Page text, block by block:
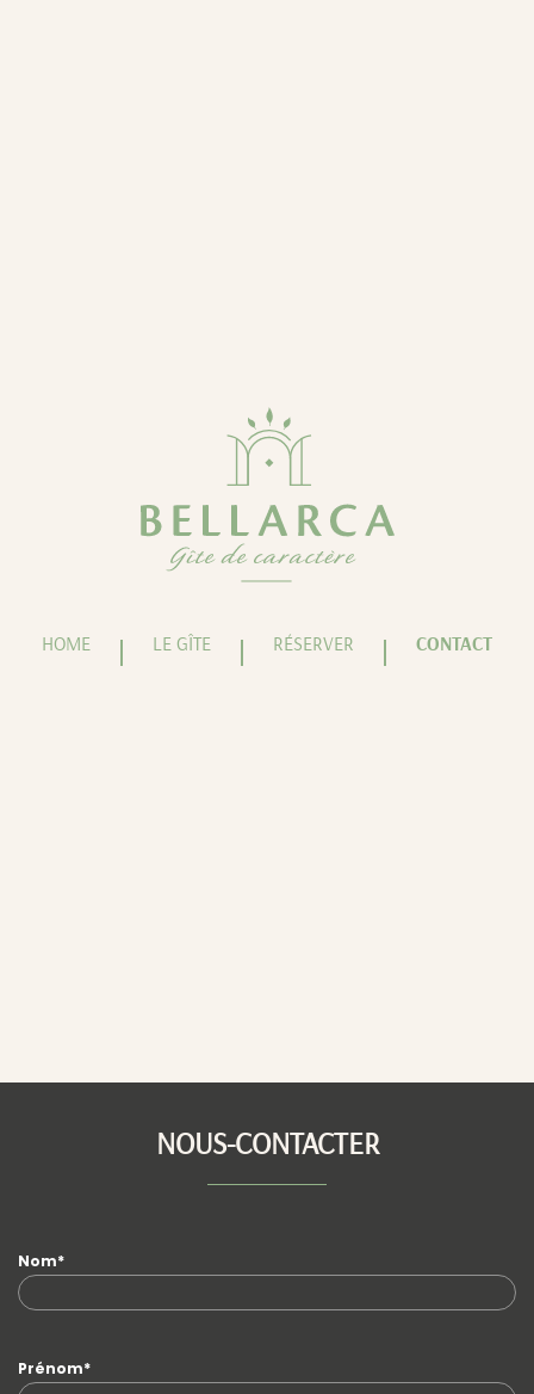
HOME LE GÎTE RÉSERVER CONTACT
NOUS-CONTACTER
Nom*
Prénom*